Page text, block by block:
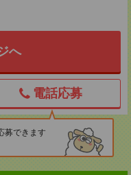
へ
電話応募
募できます